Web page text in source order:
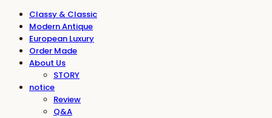
Classy & Classic
Modern Antique
European Luxury
Order Made
About Us
STORY
notice
Review
Q&A